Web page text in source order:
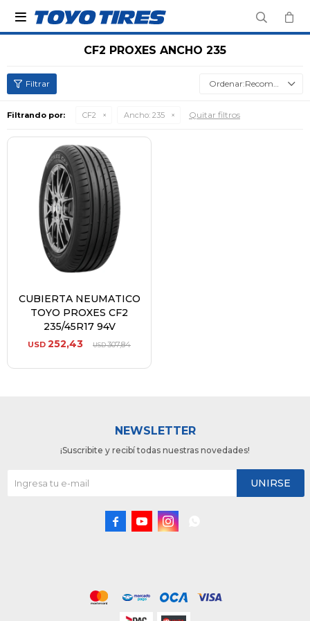

CF2 PROXES ANCHO 235
Recomendados
Filtrando por: CF2 Ancho: 235 Quitar filtros
CUBIERTA NEUMATICO
TOYO PROXES CF2
235/45R17 94V
USD 252,43 USD307,84
NEWSLETTER
¡Suscribite y recibí todas nuestras novedades!
UNIRSE
  